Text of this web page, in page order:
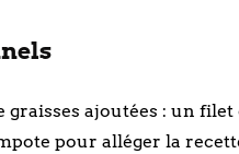
graisses ajoutées : un
pour alléger la